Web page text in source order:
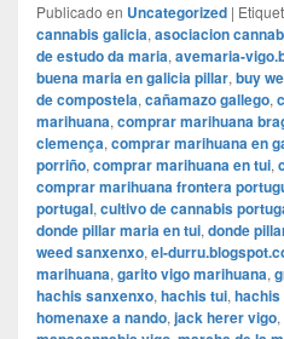
Publicado en Uncategorized |
cannabis galicia, asociacion
de estudo da maria, avemaria-
buena maria en galicia pillar, buy
de compostela, cañamazo gallego,
marihuana, comprar marihuana
clemença, comprar marihuana en
porriño, comprar marihuana en tui,
comprar marihuana frontera
portugal, cultivo de cannabis
donde pillar maria en tui, donde
weed sanxenxo, el-
marihuana, garito vigo marihuana,
hachis sanxenxo, hachis tui,
homenaxe a nando, jack herer vigo,